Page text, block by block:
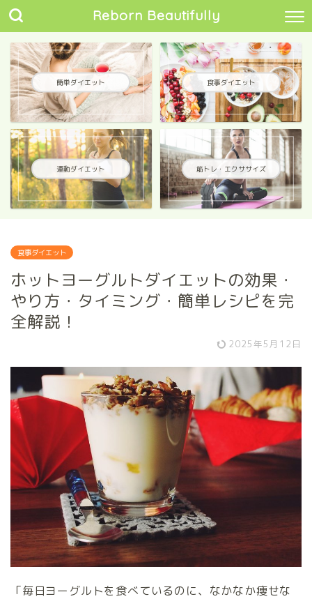
Reborn Beautifully
簡単ダイエット 食事ダイエット
運動ダイエット 筋トレ・エクササイズ
食事ダイエット
ホットヨーグルトダイエットの効果・
やり方・タイミング・簡単レシピを完
全解説！
2025年5月12日
「毎日ヨーグルトを食べているのに、なかなか痩せな